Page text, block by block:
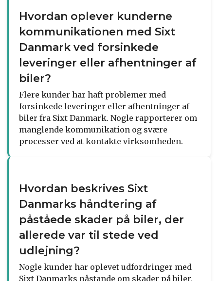
Hvordan oplever kunderne
kommunikationen med Sixt
Danmark ved forsinkede
leveringer eller afhentninger af
biler?
Flere kunder har haft problemer med
forsinkede leveringer eller afhentninger af
biler fra Sixt Danmark. Nogle rapporterer om
manglende kommunikation og svære
processer ved at kontakte virksomheden.
Hvordan beskrives Sixt
Danmarks håndtering af
påståede skader på biler, der
allerede var til stede ved
udlejning?
Nogle kunder har oplevet udfordringer med
Sixt Danmarks påstande om skader på biler,